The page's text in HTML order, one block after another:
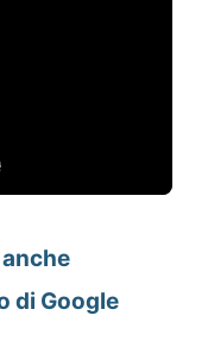
di Google